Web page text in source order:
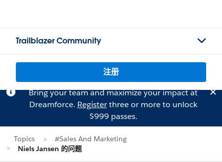
Trailblazer Community
注册
Bring your team and maximize your impact at
Dreamforce. Registerthree or more to unlock
$999 passes.
Topics
#Sales And Marketing
Niels Jansen 的问题